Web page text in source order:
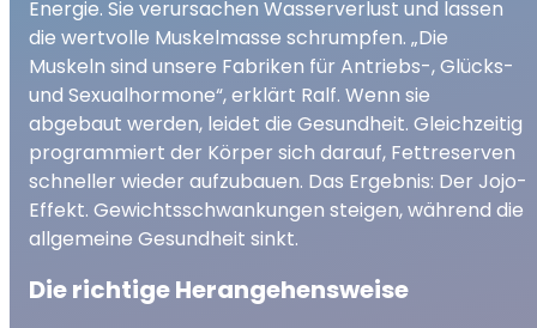
Energie. Sie verursachen Wasserverlust und lassen
die wertvolle Muskelmasse schrumpfen. „Die
Muskeln sind unsere Fabriken für Antriebs-, Glücks-
und Sexualhormone“, erklärt Ralf. Wenn sie
abgebaut werden, leidet die Gesundheit. Gleichzeitig
programmiert der Körper sich darauf, Fettreserven
schneller wieder aufzubauen. Das Ergebnis: Der Jojo-
Effekt. Gewichtsschwankungen steigen, während die
allgemeine Gesundheit sinkt.
Die richtige Herangehensweise